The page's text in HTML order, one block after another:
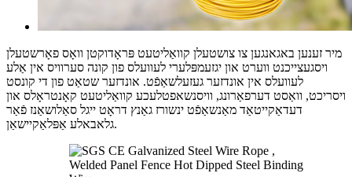
מיר זענען באגאנגען צו צושטעלן קוואַליטעט פּראָדוקטן וואָס פאָרשטעלן
ויסגעצייכנט ווערט און יגזעמפּלערי לעוועלס פון קונה סערוויס אין אַלע
לעוועלס אין אונדזער געזעלשאַפֿט. אונדזער שטאַט פון די קונסט
ויסריכט, וואַסט דערפאַרונג, וויסנשאפטלעכע קוואַליטעט קאָנטראָלס און
דעדאַקייטאַד מאַנשאַפֿט ינשורז גאַנץ דראָט ייגל סאַלושאַנז פֿאַר
גלאבאלע אַפּלאַקיישאַן.